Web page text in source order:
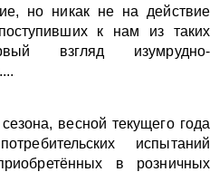
но никак не на действие
к нам из таких
взгляд изумрудно-
весной текущего года
испытаний
в розничных